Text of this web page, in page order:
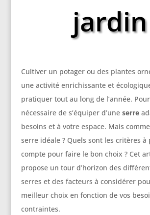
jardin
Cultiver un potager ou des plantes
une activité enrichissante et
pratiquer tout au long de l’année.
nécessaire de s’équiper d’une serre
besoins et à votre espace. Mais
serre idéale ? Quels sont les critères à
compte pour faire le bon choix ? Cet
propose un tour d’horizon des
serres et des facteurs à considérer
meilleur choix en fonction de vos
contraintes.